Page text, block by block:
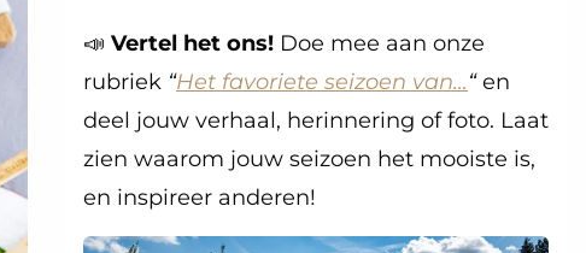
📣 Vertel het ons! Doe mee aan onze
rubriek “Het favoriete seizoen van…“en
deel jouw verhaal, herinnering of foto. Laat
zien waarom jouw seizoen het mooiste is,
en inspireer anderen!